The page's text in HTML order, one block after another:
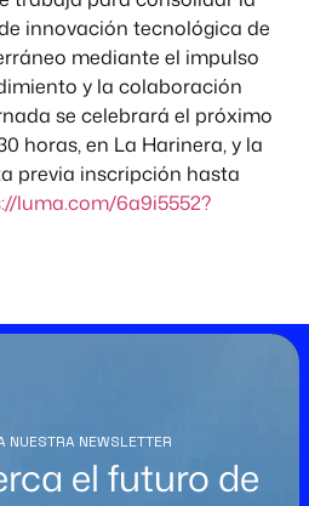
innovación tecnológica de
mediante el impulso
y la colaboración
se celebrará el próximo
horas, en La Harinera, y la
previa inscripción hasta
luma.com/6a9i5552?
NUESTRA NEWSLETTER
el futuro de